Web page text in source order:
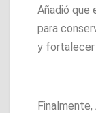
Añadió que
para
y